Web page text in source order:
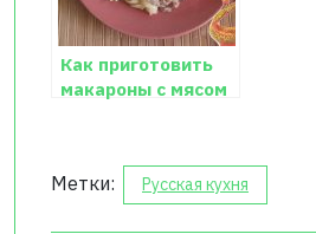
Как приготовить
макароны с мясом
Метки: Русская кухня